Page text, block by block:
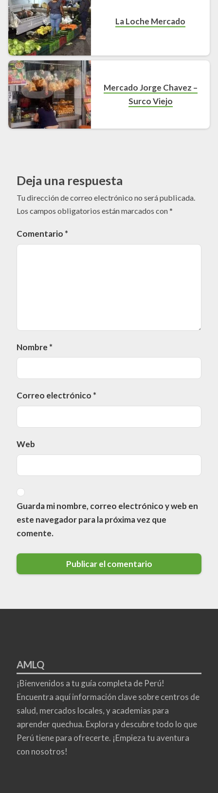
La Loche Mercado
Mercado Jorge Chavez –
Surco Viejo
Deja una respuesta
Tu dirección de correo electrónico no será publicada.
Los campos obligatorios están marcados con*
Comentario *
Nombre *
Correo electrónico *
Web
Guarda mi nombre, correo electrónico y web en
este navegador para la próxima vez que
comente.
AMLQ
¡Bienvenidos a tu guía completa de Perú!
Encuentra aquí información clave sobre centros de
salud, mercados locales, y academias para
aprender quechua. Explora y descubre todo lo que
Perú tiene para ofrecerte. ¡Empieza tu aventura
con nosotros!